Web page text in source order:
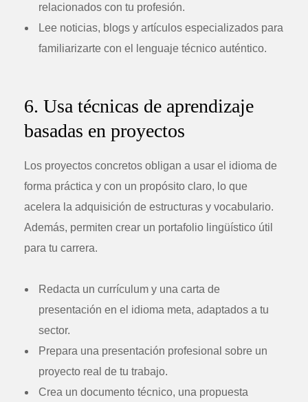
relacionados con tu profesión.
Lee noticias, blogs y artículos especializados para
familiarizarte con el lenguaje técnico auténtico.
6. Usa técnicas de aprendizaje
basadas en proyectos
Los proyectos concretos obligan a usar el idioma de
forma práctica y con un propósito claro, lo que
acelera la adquisición de estructuras y vocabulario.
Además, permiten crear un portafolio lingüístico útil
para tu carrera.
Redacta un currículum y una carta de
presentación en el idioma meta, adaptados a tu
sector.
Prepara una presentación profesional sobre un
proyecto real de tu trabajo.
Crea un documento técnico, una propuesta